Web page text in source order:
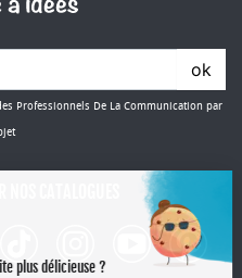
ok
Professionnels De La Communication par